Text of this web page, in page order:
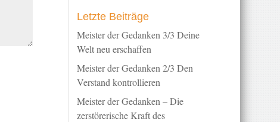
Letzte Beiträge
Meister der Gedanken 3/3 Deine
Welt neu erschaffen
Meister der Gedanken 2/3 Den
Verstand kontrollieren
Meister der Gedanken – Die
zerstörerische Kraft des